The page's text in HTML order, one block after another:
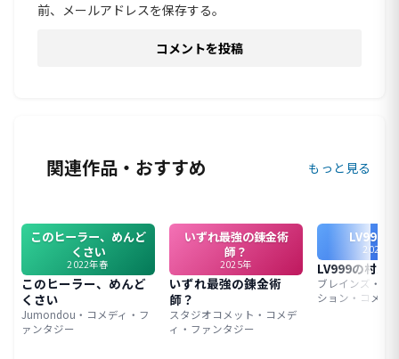
前、メールアドレスを保存する。
関連作品・おすすめ もっと見る
このヒーラー、めんど
くさい
2022年春
このヒーラー、めんど
くさい
Jumondou・コメディ・フ
ァンタジー
いずれ最強の錬金術
師？
2025年
いずれ最強の錬金術
師？
スタジオコメット・コメデ
ィ・ファンタジー
LV999の
2026年
LV999の村人
ブレインズ・ベ
ション・コメデ